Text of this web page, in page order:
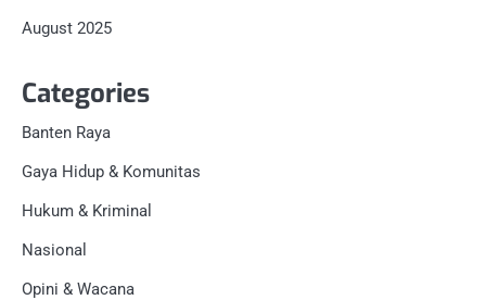
August 2025
Categories
Banten Raya
Gaya Hidup & Komunitas
Hukum & Kriminal
Nasional
Opini & Wacana